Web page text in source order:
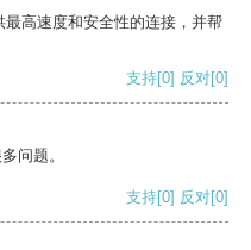
高速度和安全性的连接，并帮
支持[0] 反对[0]
问题。
支持[0] 反对[0]